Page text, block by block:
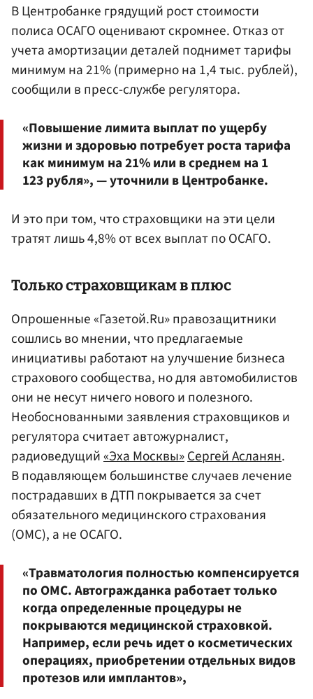
В Центробанке грядущий рост стоимости
полиса ОСАГО оценивают скромнее. Отказ от
учета амортизации деталей поднимет тарифы
минимум на 21% (примерно на 1,4 тыс. рублей),
сообщили в пресс-службе регулятора.
«Повышение лимита выплат по ущербу
жизни и здоровью потребует роста тарифа
как минимум на 21% или в среднем на 1
123 рубля», — уточнили в Центробанке.
И это при том, что страховщики на эти цели
тратят лишь 4,8% от всех выплат по ОСАГО.
Только страховщикам в плюс
Опрошенные «Газетой.Ru» правозащитники
сошлись во мнении, что предлагаемые
инициативы работают на улучшение бизнеса
страхового сообщества, но для автомобилистов
они не несут ничего нового и полезного.
Необоснованными заявления страховщиков и
регулятора считает автожурналист,
радиоведущий«Эха Москвы»Сергей Асланян.
В подавляющем большинстве случаев лечение
пострадавших в ДТП покрывается за счет
обязательного медицинского страхования
(ОМС), а не ОСАГО.
«Травматология полностью компенсируется
по ОМС. Автогражданка работает только
когда определенные процедуры не
покрываются медицинской страховкой.
Например, если речь идет о косметических
операциях, приобретении отдельных видов
протезов или имплантов»,